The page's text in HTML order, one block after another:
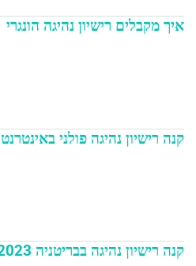
איך מקבלים רישיון נהיגה הונגרי
קנה רישיון נהיגה פולני באינטרנט
קנה רישיון נהיגה בבריטניה 2023